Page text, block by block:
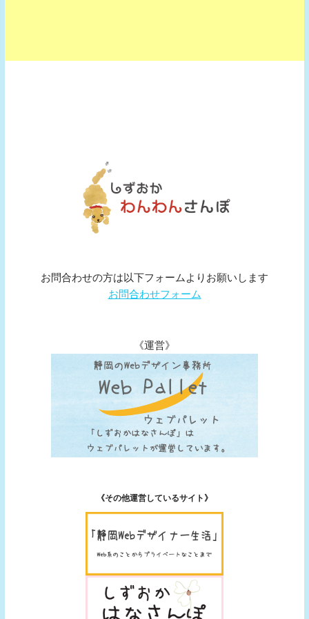
お問合わせの方は以下フォームよりお願いします
お問合わせフォーム
《運営》
《その他運営しているサイト》